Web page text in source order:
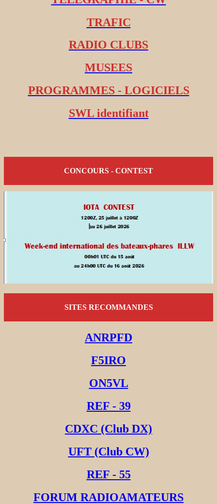
TRAFIC
RADIO CLUBS
MUSEES
PROGRAMMES - LOGICIELS
SWL identifiant
CONCOURS - CONTEST
SITES RECOMMANDES
ANRPFD
F5IRO
ON5VL
REF - 39
CDXC (Club DX)
UFT (Club CW)
REF - 55
FORUM RADIOAMATEURS